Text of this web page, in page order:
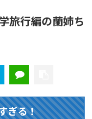
旅行編の蘭姉ち
ぎる！